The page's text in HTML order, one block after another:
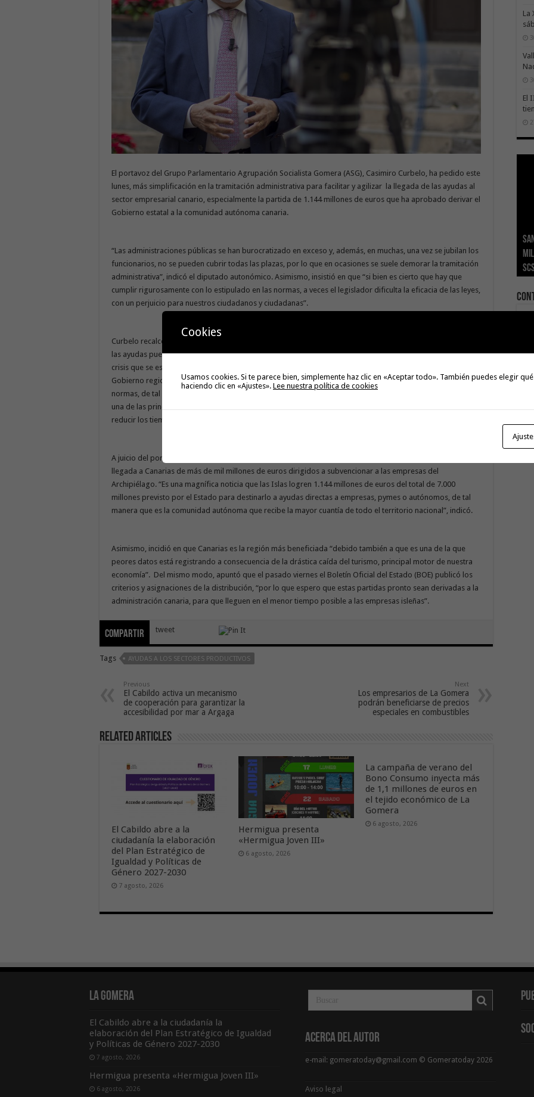
El portavoz del Grupo Parlamentario Agrupación Socialista Gomera (ASG), Casimiro Curbelo, ha pedido este
lunes, más simplificación en la tramitación administrativa para facilitar y agilizar la llegada de las ayudas al
sector empresarial canario, especialmente la partida de 1.144 millones de euros que ha aprobado derivar el
Gobierno estatal a la comunidad autónoma canaria.
“Las administraciones públicas se han burocratizado en exceso y, además, en muchas, una vez se jubilan los
funcionarios, no se pueden cubrir todas las plazas, por lo que en ocasiones se suele demorar la tramitación
administrativa”, indicó el diputado autonómico. Asimismo, insistió en que “si bien es cierto que hay que
cumplir rigurosamente con lo estipulado en las normas, a veces el legislador dificulta la eficacia de las leyes,
con un perjuicio para nuestros ciudadanos y ciudadanas”.
Curbelo recalcó que “hay que hacer un esfuerzo por agilizar la tramitación administrativa, de tal manera que
las ayudas puedan llegar cuanto antes a los beneficiarios, sin mayor demora, para paliar la situación de
crisis que se está viviendo en estos momentos”. En esta línea, puso en valor la senda que está siguiendo el
Gobierno regional en este sentido, que está tramitando un nuevo decreto para modificar diferentes
normas, de tal manera que permita simplificar la burocracia. “Con estos pasos podemos dar respuesta a
una de las principales demandas de la ciudadanía y de nuestros empresarios, para que así podamos lograr
reducir los tiempos de la tramitación y concesión de subvenciones”, puntualizó.
A juicio del portavoz de ASG en la Cámara regional, estas medidas son indispensables, especialmente con la
llegada a Canarias de más de mil millones de euros dirigidos a subvencionar a las empresas del
Archipiélago. “Es una magnífica noticia que las Islas logren 1.144 millones de euros del total de 7.000
millones previsto por el Estado para destinarlo a ayudas directas a empresas, pymes o autónomos, de tal
manera que es la comunidad autónoma que recibe la mayor cuantía de todo el territorio nacional”, indicó.
Asimismo, incidió en que Canarias es la región más beneficiada “debido también a que es una de la que
peores datos está registrando a consecuencia de la drástica caída del turismo, principal motor de nuestra
economía”. Del mismo modo, apuntó que el pasado viernes el Boletín Oficial del Estado (BOE) publicó los
criterios y asignaciones de la distribución, “por lo que espero que estas partidas pronto sean derivadas a la
administración canaria, para que lleguen en el menor tiempo posible a las empresas isleñas”.
Compartir tweet
Tags AYUDAS A LOS SECTORES PRODUCTIVOS
Previous
El Cabildo activa un mecanismo
de cooperación para garantizar la
accesibilidad por mar a Argaga
Next
Los empresarios de La Gomera
podrán beneficiarse de precios
especiales en combustibles
Related Articles
El Cabildo abre a la
ciudadanía la elaboración
del Plan Estratégico de
Igualdad y Políticas de
Género 2027-2030
7 agosto, 2026
Hermigua presenta
«Hermigua Joven III»
6 agosto, 2026
La campaña de verano del
Bono Consumo inyecta más
de 1,1 millones de euros en
el tejido económico de La
Gomera
6 agosto, 2026
La
El
SCS
El
La Gomera
El Cabildo abre a la ciudadanía la
elaboración del Plan Estratégico de Igualdad
y Políticas de Género 2027-2030
7 agosto, 2026
Hermigua presenta «Hermigua Joven III»
6 agosto, 2026
Acerca del Autor
e-mail: gomeratoday@gmail.com © Gomeratoday 2026
Aviso legal
Cookies
Usamos cookies. Si te parece bien, simplemente haz clic en «Aceptar todo». También puedes elegir
haciendo clic en «Ajustes». Lee nuestra política de cookies